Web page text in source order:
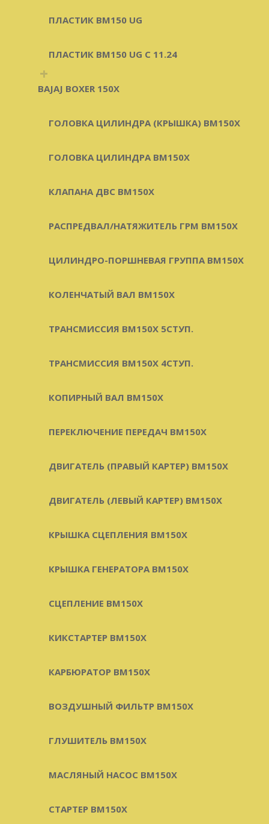
ПЛАСТИК BM150 UG
ПЛАСТИК BM150 UG C 11.24
+
BAJAJ BOXER 150X
ГОЛОВКА ЦИЛИНДРА (КРЫШКА) BM150X
ГОЛОВКА ЦИЛИНДРА BM150X
КЛАПАНА ДВС BM150X
РАСПРЕДВАЛ/НАТЯЖИТЕЛЬ ГРМ BM150X
ЦИЛИНДРО-ПОРШНЕВАЯ ГРУППА BM150X
КОЛЕНЧАТЫЙ ВАЛ BM150X
ТРАНСМИССИЯ BM150X 5СТУП.
ТРАНСМИССИЯ BM150X 4СТУП.
КОПИРНЫЙ ВАЛ BM150X
ПЕРЕКЛЮЧЕНИЕ ПЕРЕДАЧ BM150X
ДВИГАТЕЛЬ (ПРАВЫЙ КАРТЕР) BM150X
ДВИГАТЕЛЬ (ЛЕВЫЙ КАРТЕР) BM150X
КРЫШКА СЦЕПЛЕНИЯ BM150X
КРЫШКА ГЕНЕРАТОРА BM150X
СЦЕПЛЕНИЕ BM150X
КИКСТАРТЕР BM150X
КАРБЮРАТОР BM150X
ВОЗДУШНЫЙ ФИЛЬТР BM150X
ГЛУШИТЕЛЬ BM150X
МАСЛЯНЫЙ НАСОС BM150X
СТАРТЕР BM150X